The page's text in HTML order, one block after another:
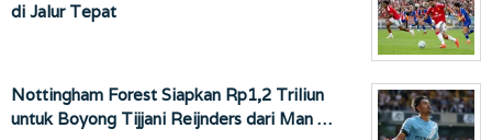
di Jalur Tepat
Nottingham Forest Siapkan Rp1,2 Triliun
untuk Boyong Tijjani Reijnders dari Man …